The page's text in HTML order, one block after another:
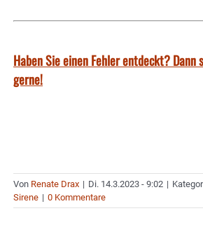
Haben Sie einen Fehler entdeckt? Dann
gerne!
Von Renate Drax | Di. 14.3.2023 - 9:02 |
Sirene | 0 Kommentare